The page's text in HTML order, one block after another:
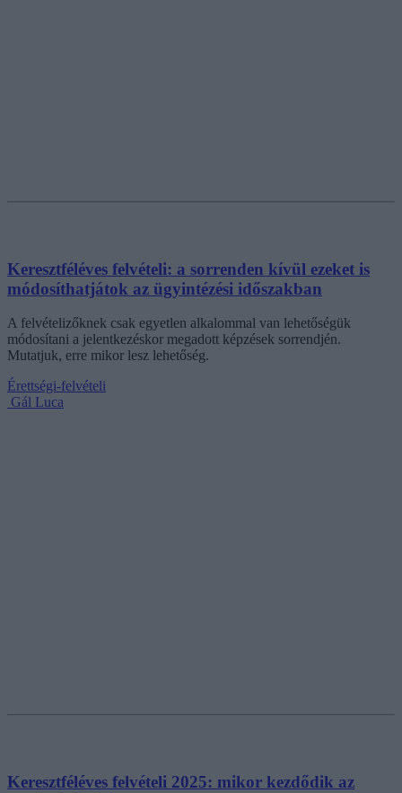
Keresztféléves felvételi: a sorrenden kívül ezeket is
módosíthatjátok az ügyintézési időszakban
A felvételizőknek csak egyetlen alkalommal van lehetőségük
módosítani a jelentkezéskor megadott képzések sorrendjén.
Mutatjuk, erre mikor lesz lehetőség.
Érettségi-felvételi
Gál Luca
Keresztféléves felvételi 2025: mikor kezdődik az